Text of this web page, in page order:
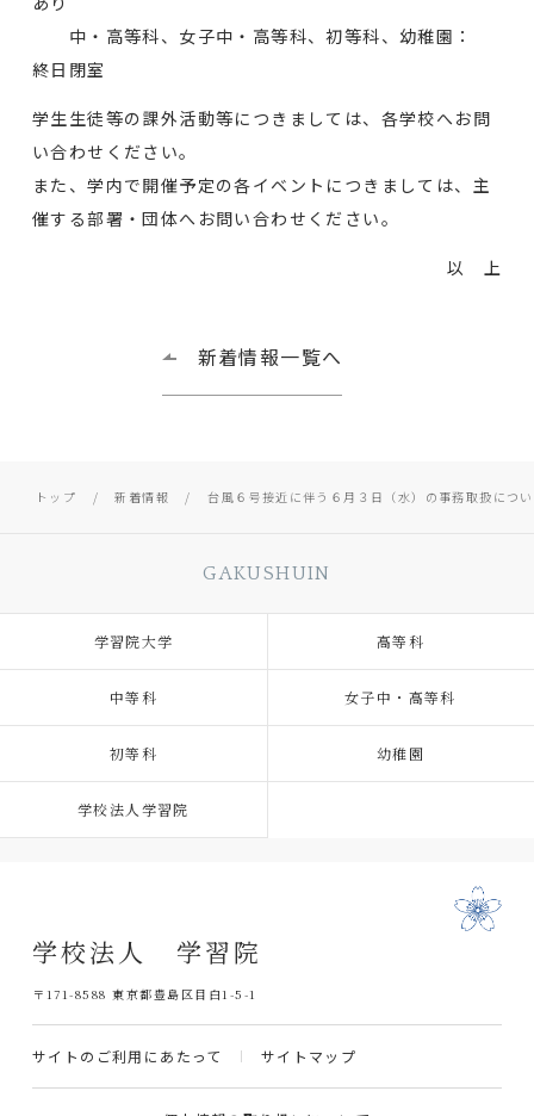
トップ 新着情報 台風６号接近に伴う６月３日（水）の事務取扱につ
中・高等科、女子中・高等科、初等科、幼稚園：
終日閉室
学生生徒等の課外活動等につきましては、各学校へお問
い合わせください。
また、学内で開催予定の各イベントにつきましては、主
催する部署・団体へお問い合わせください。
以 上
新着情報一覧へ
GAKUSHUIN
学習院大学 高等科
中等科 女子中・高等科
初等科 幼稚園
学校法人学習院
学校法人 学習院
〒171-8588 東京都豊島区目白1-5-1
サイトのご利用にあたって サイトマップ